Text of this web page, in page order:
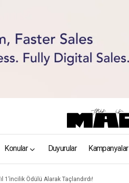
Konular Duyurular Kampanyalar
1’incilik Ödülü Alarak Taçlandırdı!